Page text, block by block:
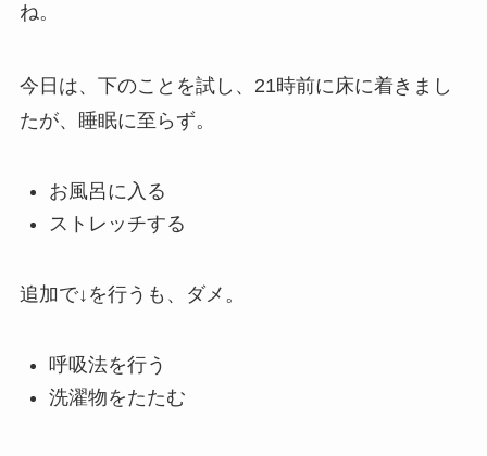
ね。
今日は、下のことを試し、21時前に床に着きまし
たが、睡眠に至らず。
お風呂に入る
ストレッチする
追加で↓を行うも、ダメ。
呼吸法を行う
洗濯物をたたむ